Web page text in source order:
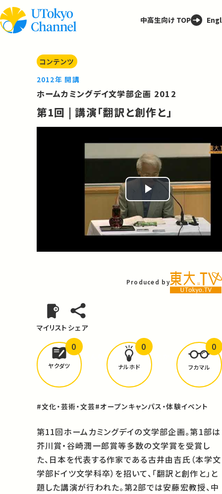
中高生向け TOP
コンテンツ
2012年 開講
ホームカミングデイ文学部企画 2012
第1回 | 講演「翻訳と創作と」
Play
Video
Produced by
マイリスト シェア
どんな学びがありましたか？
ヤクダツ
0
ナルホド
0
フカマル
0
#文化・芸術・文芸#オープンキャンパス・体験イベント
第11回ホームカミングデイの文学部企画。第1部は
芥川賞・谷崎潤一郎賞等多数の文学賞を受賞し
た、日本を代表する作家である古井由吉氏（本学文
学部ドイツ文学科卒）を招いて、「翻訳と創作と」と
題した講演が行われた。第2部では安藤宏教授、中